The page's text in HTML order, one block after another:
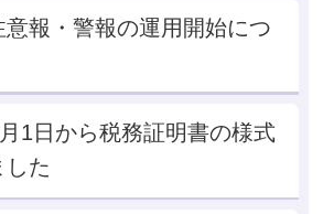
報・警報の運用開始につ
1日から税務証明書の様式
した